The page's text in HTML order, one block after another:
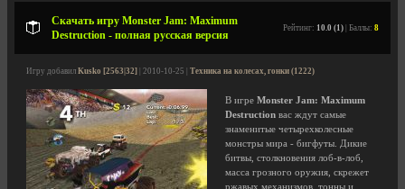
Скачать игру Monster Jam: Maximum
Destruction - полная русская версия
Рейтинг: 10.0 (1) | Баллы: 8
Игру добавил Kusko [2563|32] | 2010-10-25 | Техника на колесах, гонки (1222)
В игре Monster Jam: Maximum
Destruction вас ждут самые
знаменитые четырехколесные
монстры мира - бигфуты. Дикие
битвы, столкновения лоб-в-лоб,
масса грозного оружия, скрежет
ржавых механизмов, тонны и